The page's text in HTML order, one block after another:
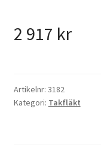
2 917 kr
Artikelnr: 3182
Kategori: Takfläkt